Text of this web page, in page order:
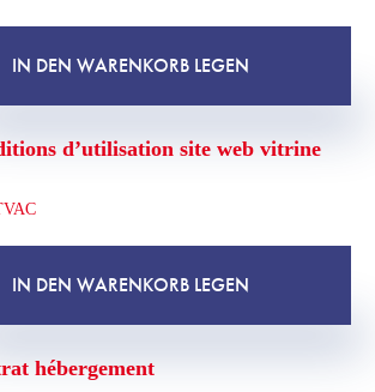
IN DEN WARENKORB LEGEN
d’utilisation site web vitrine
IN DEN WARENKORB LEGEN
hébergement